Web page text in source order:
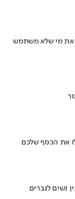
את מי שלא משתמש
את הכסף שלכם
נשים לגברים